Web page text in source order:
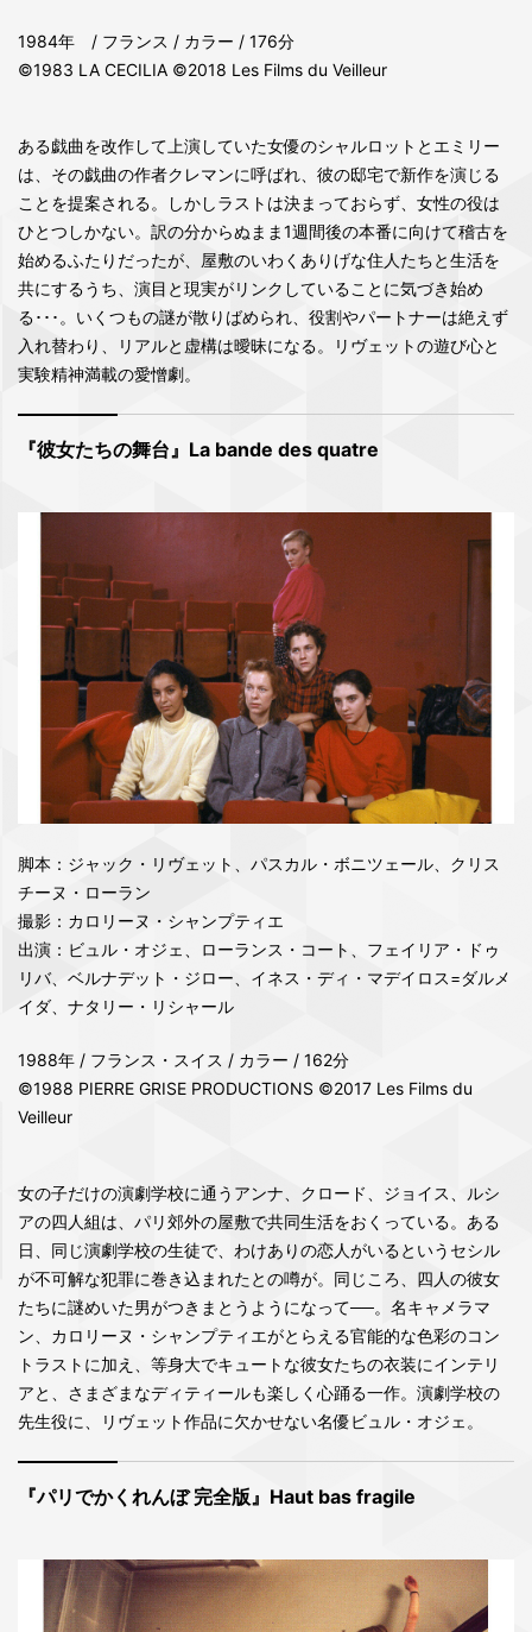
1984年 / フランス / カラー / 176分
©1983 LA CECILIA ©2018 Les Films du Veilleur
ある戯曲を改作して上演していた女優のシャルロットとエミリー
は、その戯曲の作者クレマンに呼ばれ、彼の邸宅で新作を演じる
ことを提案される。しかしラストは決まっておらず、女性の役は
ひとつしかない。訳の分からぬまま1週間後の本番に向けて稽古を
始めるふたりだったが、屋敷のいわくありげな住人たちと生活を
共にするうち、演目と現実がリンクしていることに気づき始め
る･･･。いくつもの謎が散りばめられ、役割やパートナーは絶えず
入れ替わり、リアルと虚構は曖昧になる。リヴェットの遊び心と
実験精神満載の愛憎劇。
『彼女たちの舞台』La bande des quatre
脚本：ジャック・リヴェット、パスカル・ボニツェール、クリス
チーヌ・ローラン
撮影：カロリーヌ・シャンプティエ
出演：ビュル・オジェ、ローランス・コート、フェイリア・ドゥ
リバ、ベルナデット・ジロー、イネス・ディ・マデイロス=ダルメ
イダ、ナタリー・リシャール
1988年 / フランス・スイス / カラー / 162分
©1988 PIERRE GRISE PRODUCTIONS ©2017 Les Films du
Veilleur
女の子だけの演劇学校に通うアンナ、クロード、ジョイス、ルシ
アの四人組は、パリ郊外の屋敷で共同生活をおくっている。ある
日、同じ演劇学校の生徒で、わけありの恋人がいるというセシル
が不可解な犯罪に巻き込まれたとの噂が。同じころ、四人の彼女
たちに謎めいた男がつきまとうようになって──。名キャメラマ
ン、カロリーヌ・シャンプティエがとらえる官能的な色彩のコン
トラストに加え、等身大でキュートな彼女たちの衣装にインテリ
アと、さまざまなディティールも楽しく心踊る一作。演劇学校の
先生役に、リヴェット作品に欠かせない名優ビュル・オジェ。
『パリでかくれんぼ 完全版』Haut bas fragile